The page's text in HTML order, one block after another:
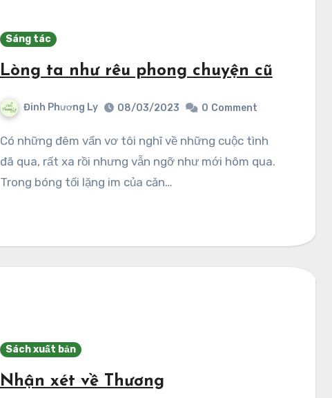
Sáng tác
Lòng ta như rêu phong chuyện cũ
Đinh Phương Ly 08/03/2023 0 Comment
Có những đêm vẩn vơ tôi nghĩ về những cuộc tình
đã qua, rất xa rồi nhưng vẫn ngỡ như mới hôm qua.
Trong bóng tối lặng im của căn…
Sách xuất bản
Nhận xét về Thương